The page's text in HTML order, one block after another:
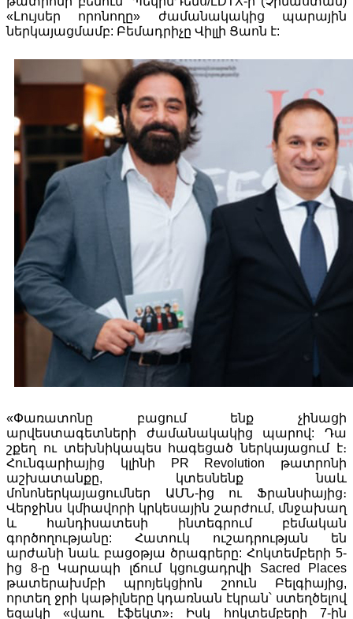
«Լույսեր որոնողը» ժամանակակից պարային
ներկայացմամբ: Բեմադրիչը Վիլլի Ցաոն է:
«Փառատոնը բացում ենք չինացի
արվեստագետների ժամանակակից պարով: Դա
շքեղ ու տեխնիկապես հագեցած ներկայացում է։
Հունգարիայից կլինի PR Revolution թատրոնի
աշխատանքը, կտեսնենք նաև
մոնոներկայացումներ ԱՄՆ-ից ու Ֆրանսիայից։
Վերջինս կմիավորի կրկեսային շարժում, մնջախաղ
և հանդիսատեսի ինտեգրում բեմական
գործողությանը: Հատուկ ուշադրության են
արժանի նաև բացօթյա ծրագրերը: Հոկտեմբերի 5-
ից 8-ը Կարապի լճում կցուցադրվի Sacred Places
թատերախմբի պրոյեկցիոն շոուն Բելգիայից,
որտեղ ջրի կաթիլները կդառնան էկրան՝ ստեղծելով
եզակի «վաու էֆեկտ»։ Իսկ հոկտեմբերի 7-ին